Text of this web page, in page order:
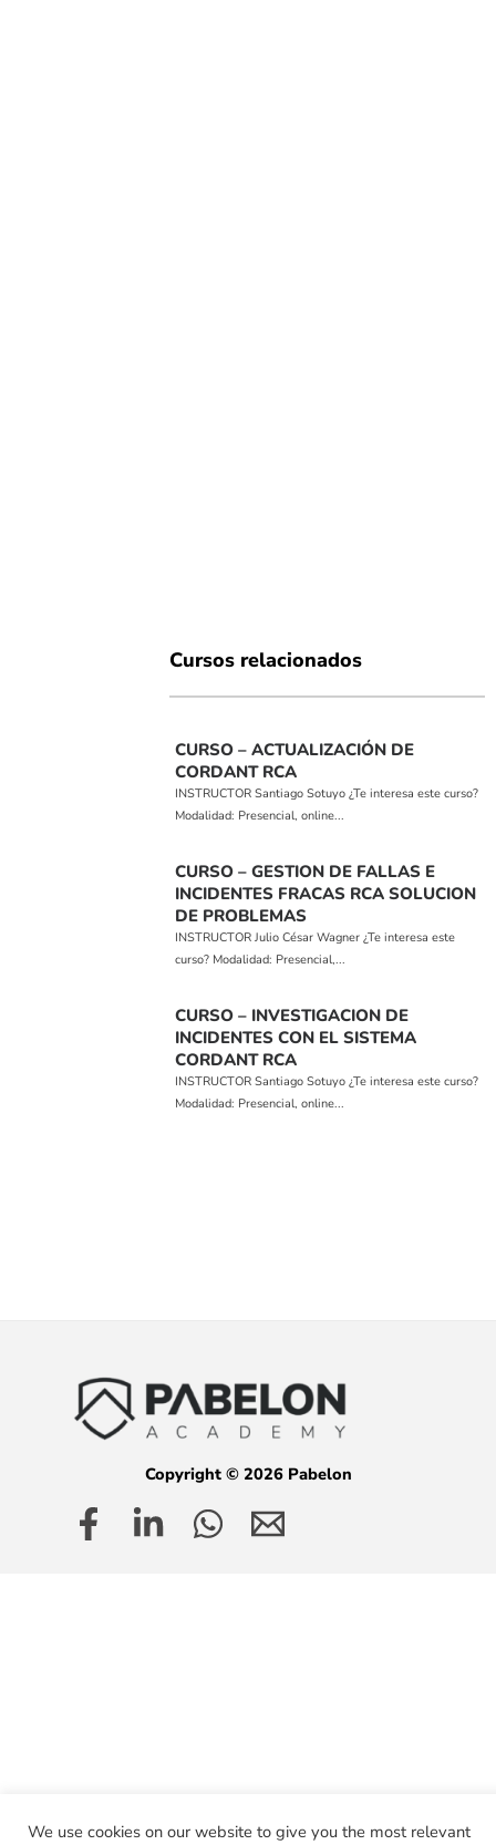
Cursos relacionados
CURSO – ACTUALIZACIÓN DE
CORDANT RCA
INSTRUCTOR Santiago Sotuyo ¿Te interesa este curso?
Modalidad: Presencial, online...
CURSO – GESTION DE FALLAS E
INCIDENTES FRACAS RCA SOLUCION
DE PROBLEMAS
INSTRUCTOR Julio César Wagner ¿Te interesa este
curso? Modalidad: Presencial,...
CURSO – INVESTIGACION DE
INCIDENTES CON EL SISTEMA
CORDANT RCA
INSTRUCTOR Santiago Sotuyo ¿Te interesa este curso?
Modalidad: Presencial, online...
Copyright © 2026 Pabelon
We use cookies on our website to give you the most relevant